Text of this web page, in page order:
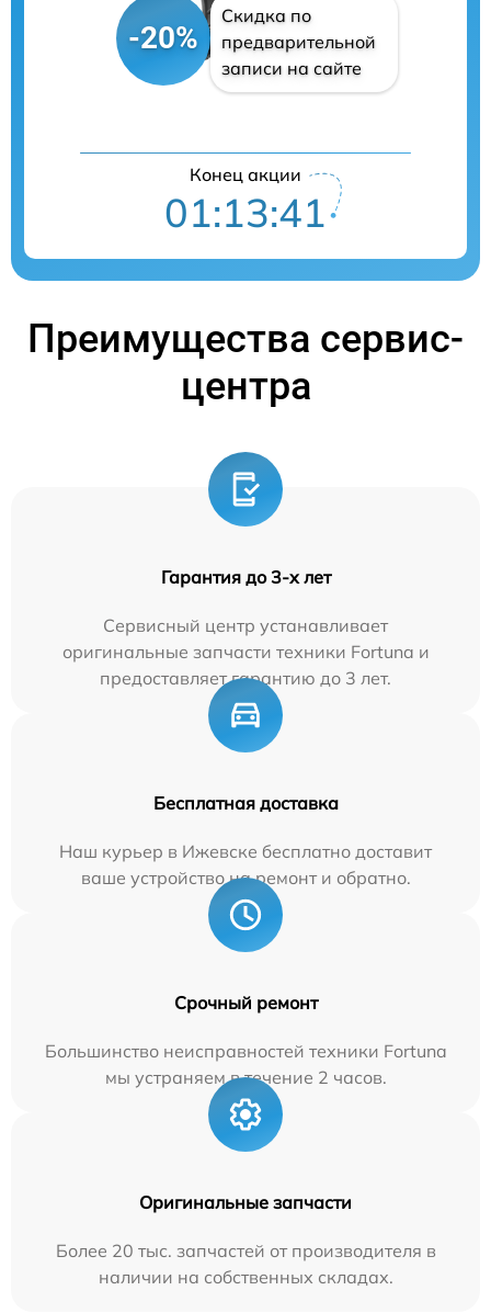
-20%
Скидка по
предварительной
записи на сайте
Конец акции
01:13:41
Преимущества сервис-
центра
Гарантия до 3-х лет
Сервисный центр устанавливает
оригинальные запчасти техники Fortuna и
предоставляет гарантию до 3 лет.
Бесплатная доставка
Наш курьер в Ижевске бесплатно доставит
ваше устройство на ремонт и обратно.
Срочный ремонт
Большинство неисправностей техники Fortuna
мы устраняем в течение 2 часов.
Оригинальные запчасти
Более 20 тыс. запчастей от производителя в
наличии на собственных складах.